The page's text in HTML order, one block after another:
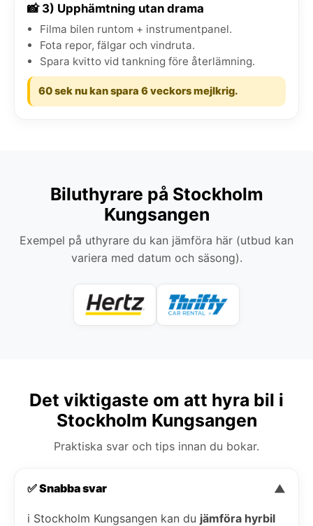
📸 3) Upphämtning utan drama
Filma bilen runtom + instrumentpanel.
Fota repor, fälgar och vindruta.
Spara kvitto vid tankning före återlämning.
60 sek nu kan spara 6 veckors mejlkrig.
Biluthyrare på Stockholm
Kungsangen
Exempel på uthyrare du kan jämföra här (utbud kan
variera med datum och säsong).
Det viktigaste om att hyra bil i
Stockholm Kungsangen
Praktiska svar och tips innan du bokar.
✅ Snabba svar ▼
i Stockholm Kungsangen kan du jämföra hyrbil